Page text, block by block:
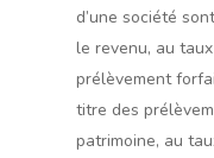
d’une société
le revenu, au
prélèvement
titre des
patrimoine, au